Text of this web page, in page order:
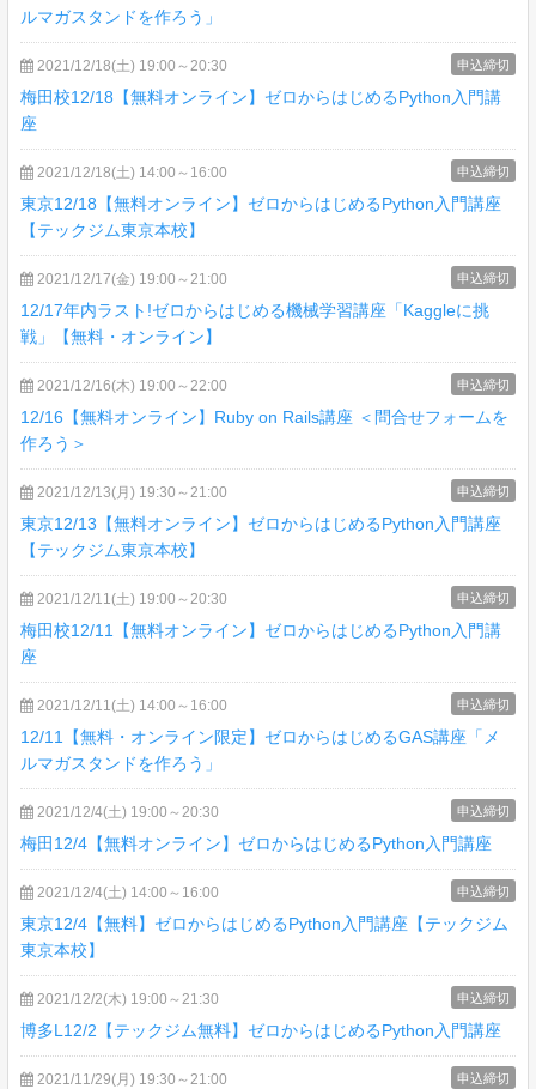
ルマガスタンドを作ろう」
2021/12/18(土) 19:00～20:30
梅田校12/18【無料オンライン】ゼロからはじめるPython入門講
座
申込締切
2021/12/18(土) 14:00～16:00
東京12/18【無料オンライン】ゼロからはじめるPython入門講座
【テックジム東京本校】
申込締切
2021/12/17(金) 19:00～21:00
12/17年内ラスト!ゼロからはじめる機械学習講座「Kaggleに挑
戦」【無料・オンライン】
申込締切
2021/12/16(木) 19:00～22:00
12/16【無料オンライン】Ruby on Rails講座 ＜問合せフォームを
作ろう＞
申込締切
2021/12/13(月) 19:30～21:00
東京12/13【無料オンライン】ゼロからはじめるPython入門講座
【テックジム東京本校】
申込締切
2021/12/11(土) 19:00～20:30
梅田校12/11【無料オンライン】ゼロからはじめるPython入門講
座
申込締切
2021/12/11(土) 14:00～16:00
12/11【無料・オンライン限定】ゼロからはじめるGAS講座「メ
ルマガスタンドを作ろう」
申込締切
2021/12/4(土) 19:00～20:30
梅田12/4【無料オンライン】ゼロからはじめるPython入門講座
申込締切
2021/12/4(土) 14:00～16:00
東京12/4【無料】ゼロからはじめるPython入門講座【テックジム
東京本校】
申込締切
2021/12/2(木) 19:00～21:30
博多L12/2【テックジム無料】ゼロからはじめるPython入門講座
申込締切
2021/11/29(月) 19:30～21:00 申込締切